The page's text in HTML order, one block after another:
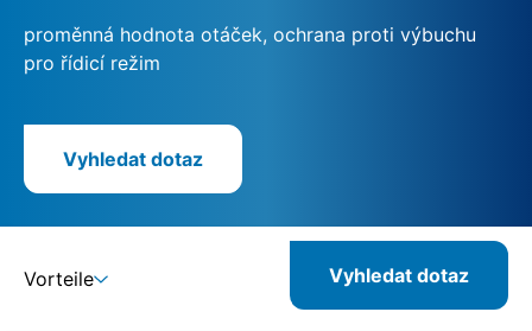
proměnná hodnota otáček, ochrana proti výbuchu
pro řídicí režim
Vyhledat dotaz
Vorteile Vyhledat dotaz